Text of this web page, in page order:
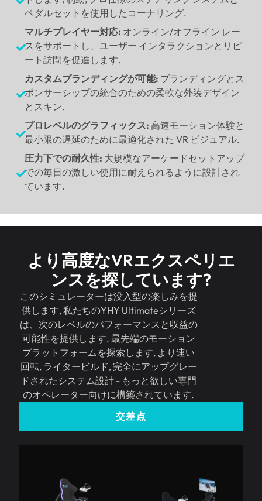
ペダルセットを使用したコーナリング.
マルチプレイヤー対応: オンライン/オフライン レー
スをサポートし、ユーザー インタラクションとリピ
ート訪問を促進します.
カスタムブランディングが可能: ブランディングとス
ポンサーシップの統合のための柔軟な外装デザイン
とスキン.
プロレベルのグラフィックス: 高速モーション体験と
最小限の遅延のために最適化された VR ビジュアル.
圧力下での耐久性: 大規模なアーケードセットアップ
での毎日の激しい使用に耐えられるように設計され
ています.
より高度なVRエクスペリエ
ンスを探しています?
このシミュレーターは没入型の楽しみを提
供します, 私たちのYHY Ultimateシリーズ
は、次のレベルのパフォーマンスと収益の
可能性を提供します. 最先端のモーション
プラットフォームを探索します, より速い
回転, ライタービルド, 完全にアップグレー
ドされたシステム設計 - もっと欲しい専門
のオペレーター向けに構築されています.
交差点